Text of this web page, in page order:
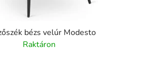
bézs velúr Modesto
Raktáron